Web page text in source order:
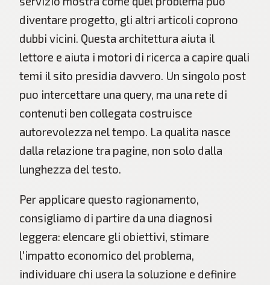
diventare progetto, gli altri articoli coprono
dubbi vicini. Questa architettura aiuta il
lettore e aiuta i motori di ricerca a capire quali
temi il sito presidia davvero. Un singolo post
puo intercettare una query, ma una rete di
contenuti ben collegata costruisce
autorevolezza nel tempo. La qualita nasce
dalla relazione tra pagine, non solo dalla
lunghezza del testo.
Per applicare questo ragionamento,
consigliamo di partire da una diagnosi
leggera: elencare gli obiettivi, stimare
l'impatto economico del problema,
individuare chi usera la soluzione e definire